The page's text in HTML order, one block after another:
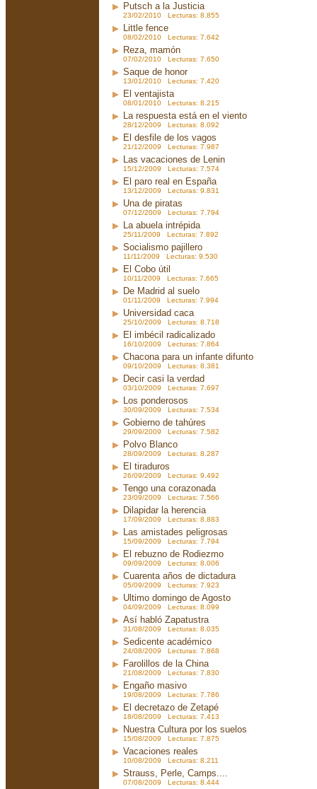
Putsch a la Justicia
23/02/2010 Lecturas: 8.855
Little fence
08/02/2010 Lecturas: 7.642
Reza, mamón
07/02/2010 Lecturas: 7.650
Saque de honor
13/01/2010 Lecturas: 7.420
El ventajista
08/01/2010 Lecturas: 8.215
La respuesta está en el viento
28/12/2009 Lecturas: 8.092
El desfile de los vagos
21/12/2009 Lecturas: 7.987
Las vacaciones de Lenin
15/12/2009 Lecturas: 7.574
El paro real en España
13/12/2009 Lecturas: 9.831
Una de piratas
07/12/2009 Lecturas: 7.794
La abuela intrépida
25/11/2009 Lecturas: 7.892
Socialismo pajillero
11/11/2009 Lecturas: 9.530
El Cobo útil
10/11/2009 Lecturas: 7.665
De Madrid al suelo
01/11/2009 Lecturas: 7.994
Universidad caca
25/10/2009 Lecturas: 8.718
El imbécil radicalizado
16/10/2009 Lecturas: 7.864
Chacona para un infante difunto
09/10/2009 Lecturas: 8.381
Decir casi la verdad
03/10/2009 Lecturas: 7.697
Los ponderosos
30/09/2009 Lecturas: 7.534
Gobierno de tahúres
29/09/2009 Lecturas: 7.582
Polvo Blanco
28/09/2009 Lecturas: 8.287
El tiraduros
26/09/2009 Lecturas: 9.492
Tengo una corazonada
23/09/2009 Lecturas: 7.566
Dilapidar la herencia
17/09/2009 Lecturas: 8.883
Las amistades peligrosas
15/09/2009 Lecturas: 7.794
El rebuzno de Rodiezmo
09/09/2009 Lecturas: 8.006
Cuarenta años de dictadura
05/09/2009 Lecturas: 7.923
Ultimo domingo de Agosto
04/09/2009 Lecturas: 8.099
Así habló Zapatustra
31/08/2009 Lecturas: 8.035
Sedicente académico
24/08/2009 Lecturas: 7.868
Farolillos de la China
21/08/2009 Lecturas: 7.830
Engaño masivo
19/08/2009 Lecturas: 7.786
El decretazo de Zetapé
18/08/2009 Lecturas: 7.413
Nuestra Cultura por los suelos
15/08/2009 Lecturas: 7.875
Vacaciones reales
10/08/2009 Lecturas: 8.211
Strauss, Perle, Camps....
07/08/2009 Lecturas: 8.444